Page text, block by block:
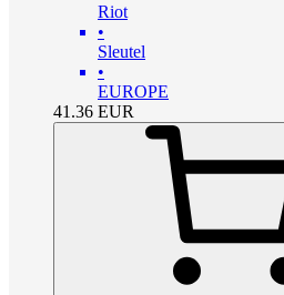
Riot
•
Sleutel
•
EUROPE
41.36 EUR